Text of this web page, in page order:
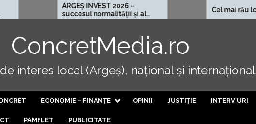
ARGEȘ INVEST 2026 –
succesul normalității și al
progresului
Cel mai rău loc din lume
ConcretMedia.ro
interes local (Argeș), național și internațional
ECONOMIE – FINANȚE OPINII JUSTIȚIE INTERVIURI
PAMFLET PUBLICITATE